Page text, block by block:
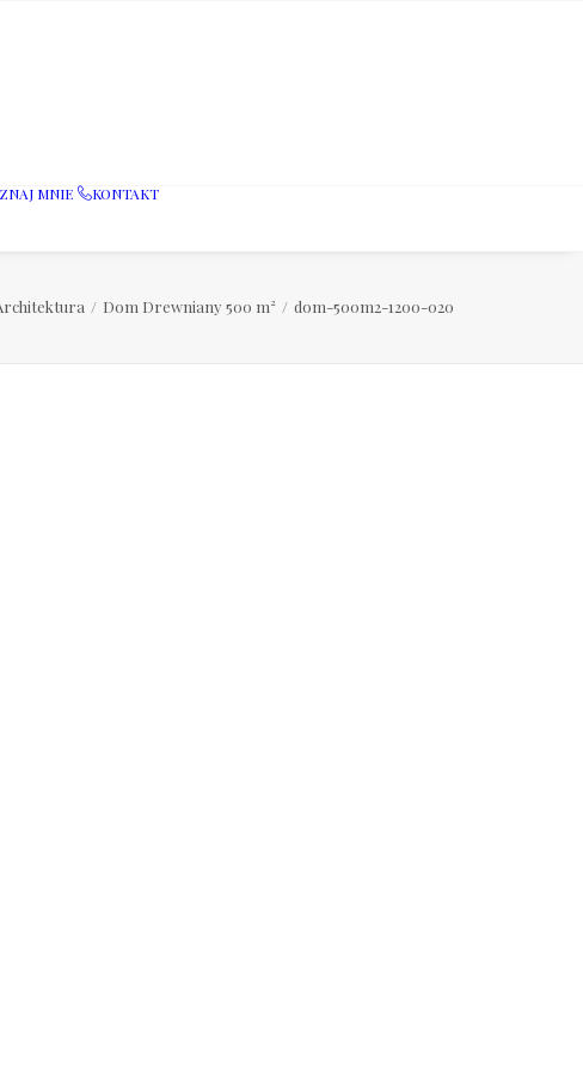
MNIE KONTAKT
Dom Drewniany 500 m² dom-500m2-1200-020